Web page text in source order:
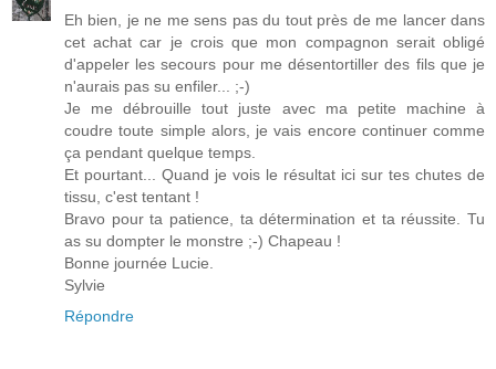
Eh bien, je ne me sens pas du tout près de me lancer dans
cet achat car je crois que mon compagnon serait obligé
d'appeler les secours pour me désentortiller des fils que je
n'aurais pas su enfiler... ;-)
Je me débrouille tout juste avec ma petite machine à
coudre toute simple alors, je vais encore continuer comme
ça pendant quelque temps.
Et pourtant... Quand je vois le résultat ici sur tes chutes de
tissu, c'est tentant !
Bravo pour ta patience, ta détermination et ta réussite. Tu
as su dompter le monstre ;-) Chapeau !
Bonne journée Lucie.
Sylvie
Répondre